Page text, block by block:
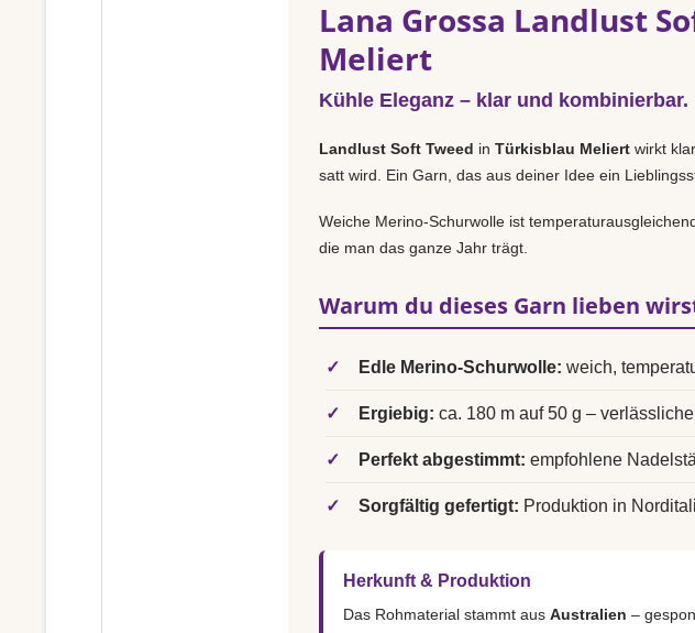
Lana Grossa Landlust
Meliert
Kühle Eleganz – klar und kombinierbar.
Landlust Soft Tweed in Türkisblau Meliert wirkt
satt wird. Ein Garn, das aus deiner Idee ein
Weiche Merino-Schurwolle ist
die man das ganze Jahr trägt.
Warum du dieses Garn lieben
✓ Edle Merino-Schurwolle: weich,
✓ Ergiebig: ca. 180 m auf 50 g –
✓ Perfekt abgestimmt: empfohlene
✓ Sorgfältig gefertigt: Produktion in
Herkunft & Produktion
Das Rohmaterial stammt aus Australien –